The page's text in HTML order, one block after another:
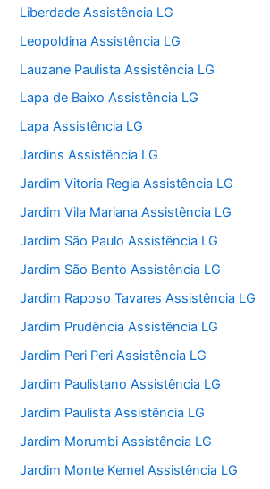
Liberdade Assistência LG
Leopoldina Assistência LG
Lauzane Paulista Assistência LG
Lapa de Baixo Assistência LG
Lapa Assistência LG
Jardins Assistência LG
Jardim Vitoria Regia Assistência LG
Jardim Vila Mariana Assistência LG
Jardim São Paulo Assistência LG
Jardim São Bento Assistência LG
Jardim Raposo Tavares Assistência LG
Jardim Prudência Assistência LG
Jardim Peri Peri Assistência LG
Jardim Paulistano Assistência LG
Jardim Paulista Assistência LG
Jardim Morumbi Assistência LG
Jardim Monte Kemel Assistência LG